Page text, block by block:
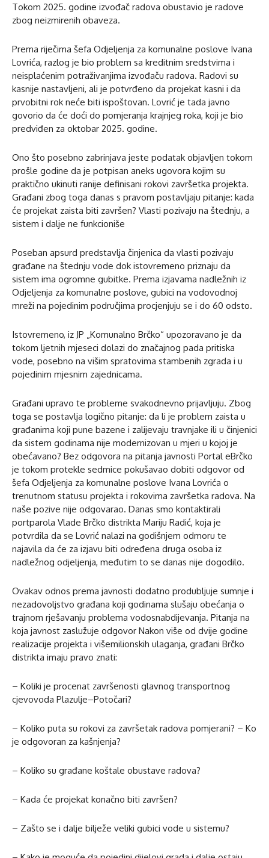
Tokom 2025. godine izvođač radova obustavio je radove
zbog neizmirenih obaveza.
Prema riječima šefa Odjeljenja za komunalne poslove Ivana
Lovrića, razlog je bio problem sa kreditnim sredstvima i
neisplaćenim potraživanjima izvođaču radova. Radovi su
kasnije nastavljeni, ali je potvrđeno da projekat kasni i da
prvobitni rok neće biti ispoštovan. Lovrić je tada javno
govorio da će doći do pomjeranja krajnjeg roka, koji je bio
predviđen za oktobar 2025. godine.
Ono što posebno zabrinjava jeste podatak objavljen tokom
prošle godine da je potpisan aneks ugovora kojim su
praktično ukinuti ranije definisani rokovi završetka projekta.
Građani zbog toga danas s pravom postavljaju pitanje: kada
će projekat zaista biti završen? Vlasti pozivaju na štednju, a
sistem i dalje ne funkcioniše
Poseban apsurd predstavlja činjenica da vlasti pozivaju
građane na štednju vode dok istovremeno priznaju da
sistem ima ogromne gubitke. Prema izjavama nadležnih iz
Odjeljenja za komunalne poslove, gubici na vodovodnoj
mreži na pojedinim područjima procjenjuju se i do 60 odsto.
Istovremeno, iz JP „Komunalno Brčko“ upozoravano je da
tokom ljetnih mjeseci dolazi do značajnog pada pritiska
vode, posebno na višim spratovima stambenih zgrada i u
pojedinim mjesnim zajednicama.
Građani upravo te probleme svakodnevno prijavljuju. Zbog
toga se postavlja logično pitanje: da li je problem zaista u
građanima koji pune bazene i zalijevaju travnjake ili u činjenici
da sistem godinama nije modernizovan u mjeri u kojoj je
obećavano? Bez odgovora na pitanja javnosti Portal eBrčko
je tokom protekle sedmice pokušavao dobiti odgovor od
šefa Odjeljenja za komunalne poslove Ivana Lovrića o
trenutnom statusu projekta i rokovima završetka radova. Na
naše pozive nije odgovarao. Danas smo kontaktirali
portparola Vlade Brčko distrikta Mariju Radić, koja je
potvrdila da se Lovrić nalazi na godišnjem odmoru te
najavila da će za izjavu biti određena druga osoba iz
nadležnog odjeljenja, međutim to se danas nije dogodilo.
Ovakav odnos prema javnosti dodatno produbljuje sumnje i
nezadovoljstvo građana koji godinama slušaju obećanja o
trajnom rješavanju problema vodosnabdijevanja. Pitanja na
koja javnost zaslužuje odgovor Nakon više od dvije godine
realizacije projekta i višemilionskih ulaganja, građani Brčko
distrikta imaju pravo znati:
– Koliki je procenat završenosti glavnog transportnog
cjevovoda Plazulje–Potočari?
– Koliko puta su rokovi za završetak radova pomjerani? – Ko
je odgovoran za kašnjenja?
– Koliko su građane koštale obustave radova?
– Kada će projekat konačno biti završen?
– Zašto se i dalje bilježe veliki gubici vode u sistemu?